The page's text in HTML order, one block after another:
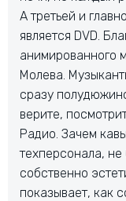
А третьей и
является DVD.
анимированного
Молева.
сразу
верите,
Радио. Зачем
техперсонала,
собственно
показывает, как